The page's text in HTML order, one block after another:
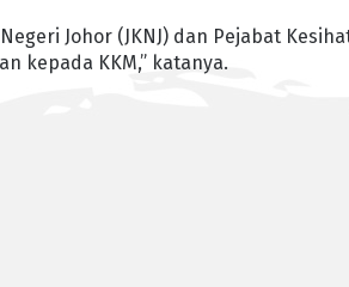
Johor (JKNJ) dan Pejabat
kepada KKM,” katanya.